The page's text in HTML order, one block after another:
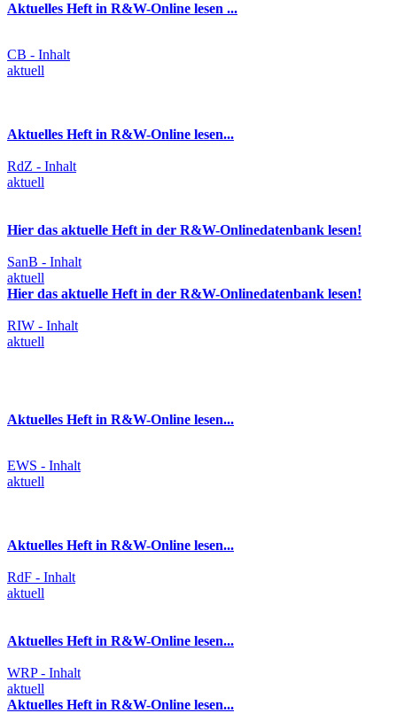
Aktuelles Heft in R&W-Online lesen ...
CB - Inhalt
aktuell
Aktuelles Heft in R&W-Online lesen...
RdZ - Inhalt
aktuell
Hier das aktuelle Heft in der R&W-Onlinedatenbank lesen!
SanB - Inhalt
aktuell
Hier das aktuelle Heft in der R&W-Onlinedatenbank lesen!
RIW - Inhalt
aktuell
Aktuelles Heft in R&W-Online lesen...
EWS - Inhalt
aktuell
Aktuelles Heft in R&W-Online lesen...
RdF - Inhalt
aktuell
Aktuelles Heft in R&W-Online lesen...
WRP - Inhalt
aktuell
Aktuelles Heft in R&W-Online lesen...